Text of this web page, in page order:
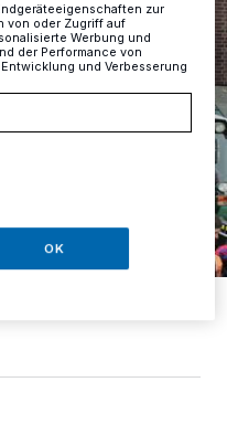
zur
von oder Zugriff auf
Werbung und
der Performance von
und Verbesserung
OK